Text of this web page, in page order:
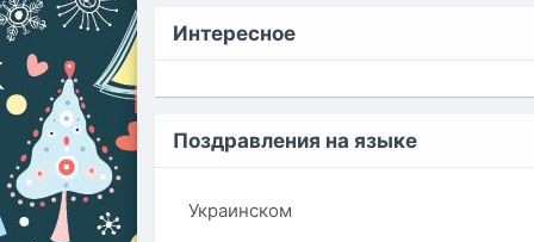
Интересное
Поздравления на языке
Украинском